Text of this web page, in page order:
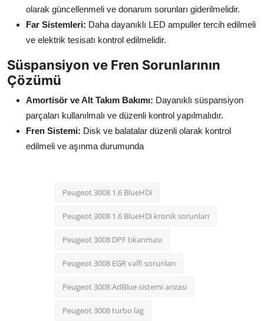
olarak güncellenmeli ve donanım sorunları giderilmelidir.
Far Sistemleri: Daha dayanıklı LED ampuller tercih edilmeli
ve elektrik tesisatı kontrol edilmelidir.
Süspansiyon ve Fren Sorunlarının
Çözümü
Amortisör ve Alt Takım Bakımı: Dayanıklı süspansiyon
parçaları kullanılmalı ve düzenli kontrol yapılmalıdır.
Fren Sistemi: Disk ve balatalar düzenli olarak kontrol
edilmeli ve aşınma durumunda
Peugeot 3008 1.6 BlueHDi
Peugeot 3008 1.6 BlueHDi kronik sorunları
Peugeot 3008 DPF tıkanması
Peugeot 3008 EGR valfi sorunları
Peugeot 3008 AdBlue sistemi arızası
Peugeot 3008 turbo lag